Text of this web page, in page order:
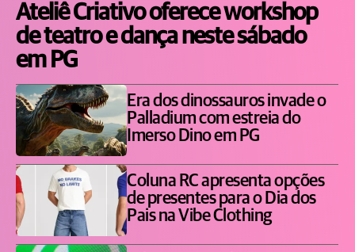
Ateliê Criativo oferece workshop
de teatro e dança neste sábado
em PG
Era dos dinossauros invade o
Palladium com estreia do
Imerso Dino em PG
Coluna RC apresenta opções
de presentes para o Dia dos
Pais na Vibe Clothing